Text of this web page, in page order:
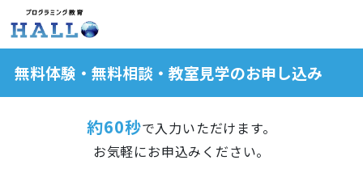
無料体験・無料相談・教室見学のお申し込み
約60秒で入力いただけます。
お気軽にお申込みください。